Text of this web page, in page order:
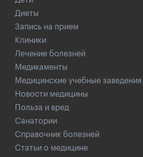
Диеты
Запись на прием
Клиники
Лечение болезней
Медикаменты
Медицинские учебные заведения
Новости медицины
Польза и вред
Санатории
Справочник болезней
Статьи о медицине